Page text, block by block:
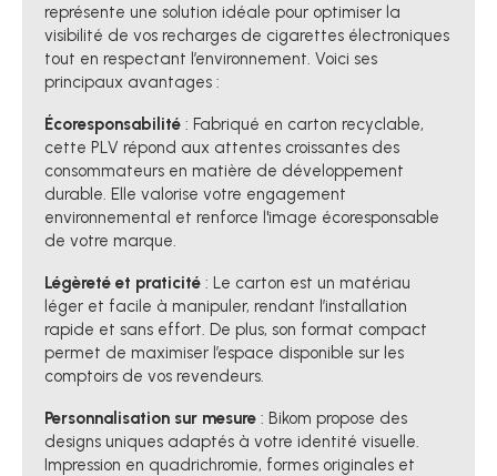
représente une solution idéale pour optimiser la
visibilité de vos recharges de cigarettes électroniques
tout en respectant l’environnement. Voici ses
principaux avantages :
Écoresponsabilité : Fabriqué en carton recyclable,
cette PLV répond aux attentes croissantes des
consommateurs en matière de développement
durable. Elle valorise votre engagement
environnemental et renforce l'image écoresponsable
de votre marque.
Légèreté et praticité : Le carton est un matériau
léger et facile à manipuler, rendant l’installation
rapide et sans effort. De plus, son format compact
permet de maximiser l’espace disponible sur les
comptoirs de vos revendeurs.
Personnalisation sur mesure : Bikom propose des
designs uniques adaptés à votre identité visuelle.
Impression en quadrichromie, formes originales et